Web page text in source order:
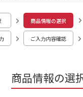
商品情報の選
商品情報の選択
ご入力内容確認